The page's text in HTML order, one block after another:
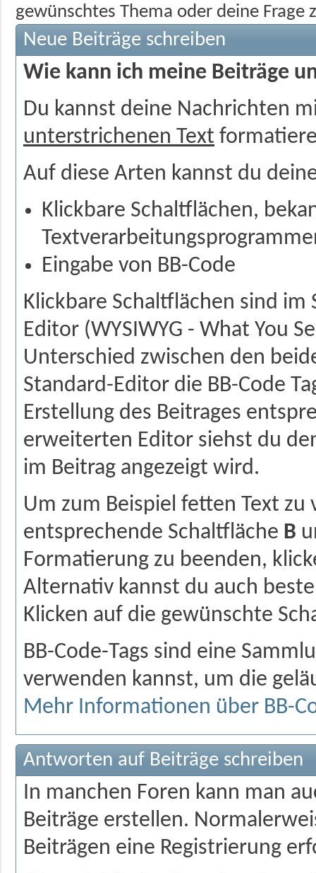
gewünschtes Thema oder deine Frage
Neue Beiträge schreiben
Wie kann ich meine Beiträge
Du kannst deine Nachrichten
unterstrichenen Text
Auf diese Arten kannst du
Klickbare Schaltflächen,
Eingabe von BB-Code
Klickbare Schaltflächen sind
Editor (WYSIWYG - What You
Unterschied zwischen den
Standard-Editor die BB-Code
Erstellung des Beitrages
erweiterten Editor siehst du
im Beitrag angezeigt wird.
Um zum Beispiel fetten Text
entsprechende Schaltfläche B
Formatierung zu beenden,
Alternativ kannst du auch
Klicken auf die gewünschte
BB-Code-Tags sind eine
verwenden kannst, um die
Mehr Informationen über BB-
Antworten auf Beiträge schreiben
In manchen Foren kann man
Beiträge erstellen.
Beiträgen eine Registrierung